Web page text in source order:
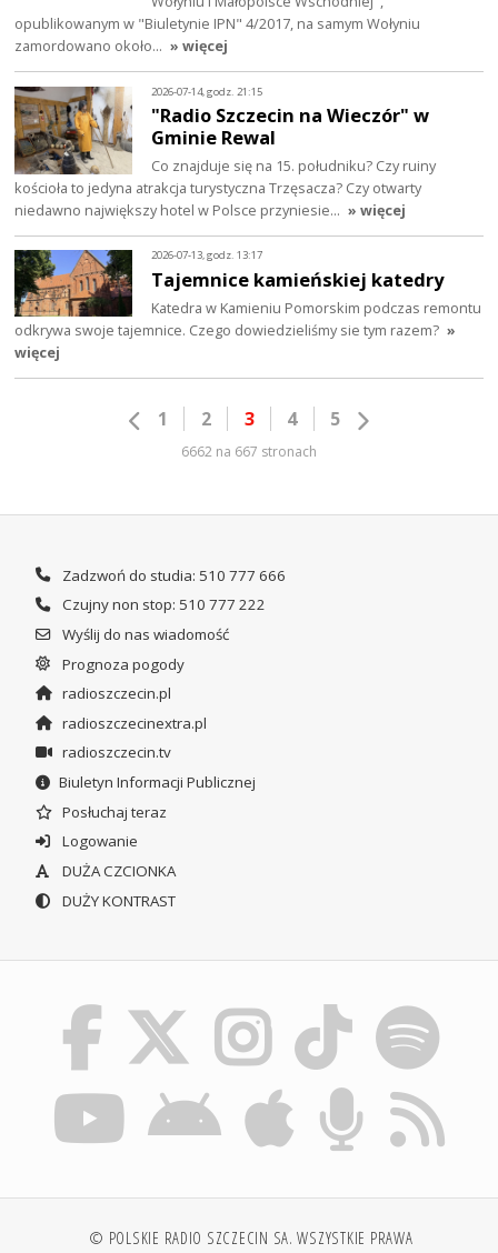
opublikowanym w "Biuletynie IPN" 4/2017, na samym Wołyniu
zamordowano około… » więcej
2026-07-14, godz. 21:15
"Radio Szczecin na Wieczór" w
Gminie Rewal
Co znajduje się na 15. południku? Czy ruiny
kościoła to jedyna atrakcja turystyczna Trzęsacza? Czy otwarty
niedawno największy hotel w Polsce przyniesie… » więcej
2026-07-13, godz. 13:17
Tajemnice kamieńskiej katedry
Katedra w Kamieniu Pomorskim podczas remontu
odkrywa swoje tajemnice. Czego dowiedzieliśmy sie tym razem? »
więcej
1 2 3 4 5
6662 na 667 stronach
Zadzwoń do studia: 510 777 666
Czujny non stop: 510 777 222
Wyślij do nas wiadomość
Prognoza pogody
radioszczecin.pl
radioszczecinextra.pl
radioszczecin.tv
Biuletyn Informacji Publicznej
Posłuchaj teraz
Logowanie
DUŻA CZCIONKA
DUŻY KONTRAST
© POLSKIE RADIO SZCZECIN SA. WSZYSTKIE PRAWA